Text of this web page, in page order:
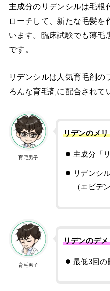
主成分のリデンシルは毛根
ローチして、新たな毛髪を
います。臨床試験でも薄毛
です。
リデンシルは人気育毛剤の
ろんな育毛剤に配合されて
育毛男子
リデンのメリ
主成分「
リデンシ
（エビデ
育毛男子
リデンのデ
最低3回の